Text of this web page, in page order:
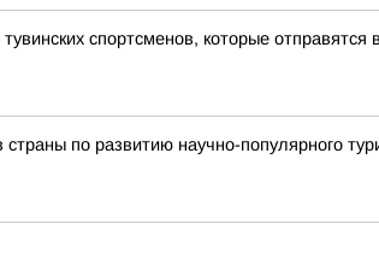
спортсменов, которые
по развитию научно-популярного